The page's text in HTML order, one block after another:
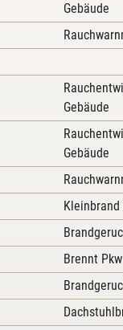
Gebäude
Gebäude
Gebäude
Brennt Pkw